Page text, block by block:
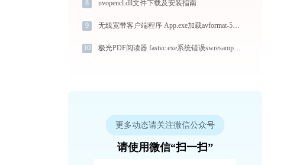
8 nvopencl.dll文件下载及安装指南
9 无线宽带客户端程序 App.exe加载avformat-57.dll文件丢失处理办法
10 极光PDF阅读器 fastvc.exe系统错误swresample-3.dll丢失如何解决
更多动态请关注微信公众号
请使用微信“扫一扫”